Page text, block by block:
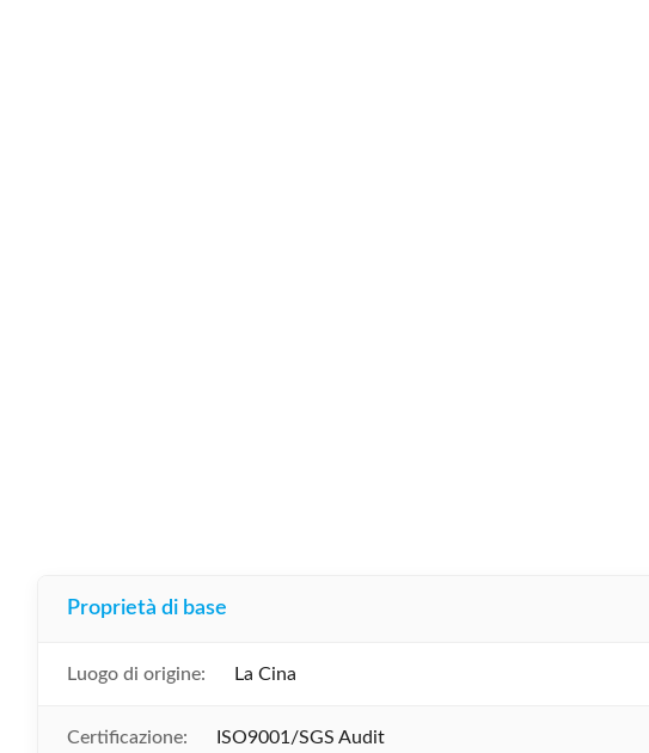
Proprietà di base
Luogo di origine: La Cina
Certificazione: ISO9001/SGS Audit